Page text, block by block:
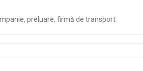
preluare, firmă de transport